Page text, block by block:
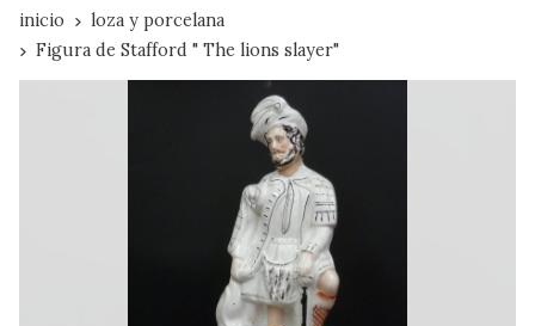
inicio
loza y porcelana
Figura de Stafford " The lions slayer"